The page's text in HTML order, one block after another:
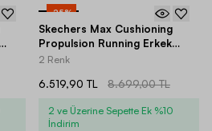
-25%
Skechers Max Cushioning
Propulsion Running Erkek
Spor Ayakkabı
2 Renk
6.519,90 TL 8.699,00 TL
2 ve Üzerine Sepette Ek %10
İndirim